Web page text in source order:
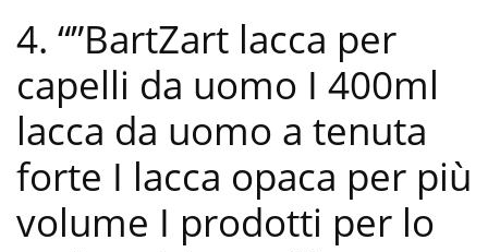
4. “”BartZart lacca per
capelli da uomo I 400ml
lacca da uomo a tenuta
forte I lacca opaca per più
volume I prodotti per lo